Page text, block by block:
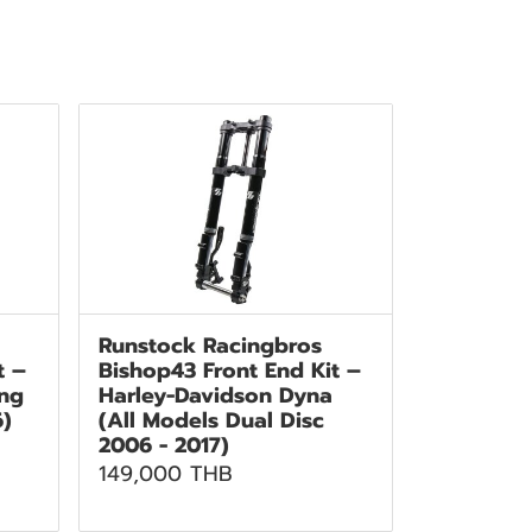
–
Runstock Racingbros
Bishop43 Front End Kit –
Harley-Davidson Dyna
(All Models Dual Disc
2006 - 2017)
149,000 THB